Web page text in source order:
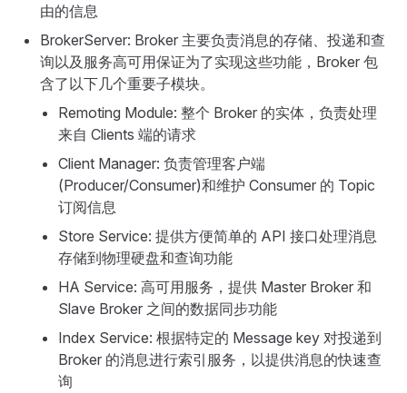
由的信息
BrokerServer: Broker 主要负责消息的存储、投递和查
询以及服务高可用保证为了实现这些功能，Broker 包
含了以下几个重要子模块。
Remoting Module: 整个 Broker 的实体，负责处理
来自 Clients 端的请求
Client Manager: 负责管理客户端
(Producer/Consumer)和维护 Consumer 的 Topic
订阅信息
Store Service: 提供方便简单的 API 接口处理消息
存储到物理硬盘和查询功能
HA Service: 高可用服务，提供 Master Broker 和
Slave Broker 之间的数据同步功能
Index Service: 根据特定的 Message key 对投递到
Broker 的消息进行索引服务，以提供消息的快速查
询